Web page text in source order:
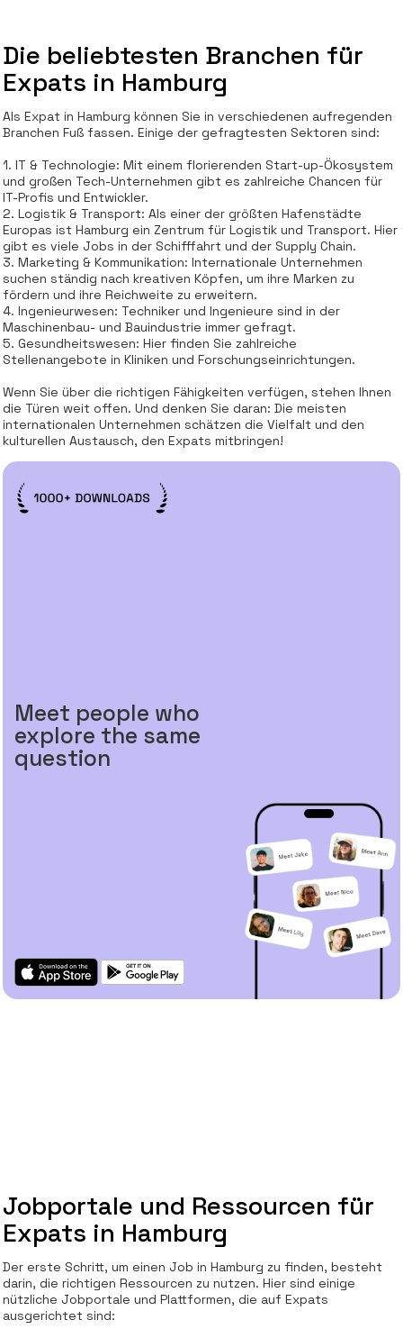
Die beliebtesten Branchen für
Expats in Hamburg
Als Expat in Hamburg können Sie in verschiedenen aufregenden
Branchen Fuß fassen. Einige der gefragtesten Sektoren sind:
1. IT & Technologie: Mit einem florierenden Start-up-Ökosystem
und großen Tech-Unternehmen gibt es zahlreiche Chancen für
IT-Profis und Entwickler.
2. Logistik & Transport: Als einer der größten Hafenstädte
Europas ist Hamburg ein Zentrum für Logistik und Transport. Hier
gibt es viele Jobs in der Schifffahrt und der Supply Chain.
3. Marketing & Kommunikation: Internationale Unternehmen
suchen ständig nach kreativen Köpfen, um ihre Marken zu
fördern und ihre Reichweite zu erweitern.
4. Ingenieurwesen: Techniker und Ingenieure sind in der
Maschinenbau- und Bauindustrie immer gefragt.
5. Gesundheitswesen: Hier finden Sie zahlreiche
Stellenangebote in Kliniken und Forschungseinrichtungen.
Wenn Sie über die richtigen Fähigkeiten verfügen, stehen Ihnen
die Türen weit offen. Und denken Sie daran: Die meisten
internationalen Unternehmen schätzen die Vielfalt und den
kulturellen Austausch, den Expats mitbringen!
Meet people who
explore the same
question
Jobportale und Ressourcen für
Expats in Hamburg
Der erste Schritt, um einen Job in Hamburg zu finden, besteht
darin, die richtigen Ressourcen zu nutzen. Hier sind einige
nützliche Jobportale und Plattformen, die auf Expats
ausgerichtet sind: